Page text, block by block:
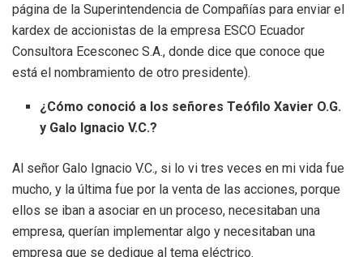
página de la Superintendencia de Compañías para enviar el
kardex de accionistas de la empresa ESCO Ecuador
Consultora Ecesconec S.A., donde dice que conoce que
está el nombramiento de otro presidente).
¿Cómo conoció a los señores Teófilo Xavier O.G.
y Galo Ignacio V.C.?
Al señor Galo Ignacio V.C., si lo vi tres veces en mi vida fue
mucho, y la última fue por la venta de las acciones, porque
ellos se iban a asociar en un proceso, necesitaban una
empresa, querían implementar algo y necesitaban una
empresa que se dedique al tema eléctrico.